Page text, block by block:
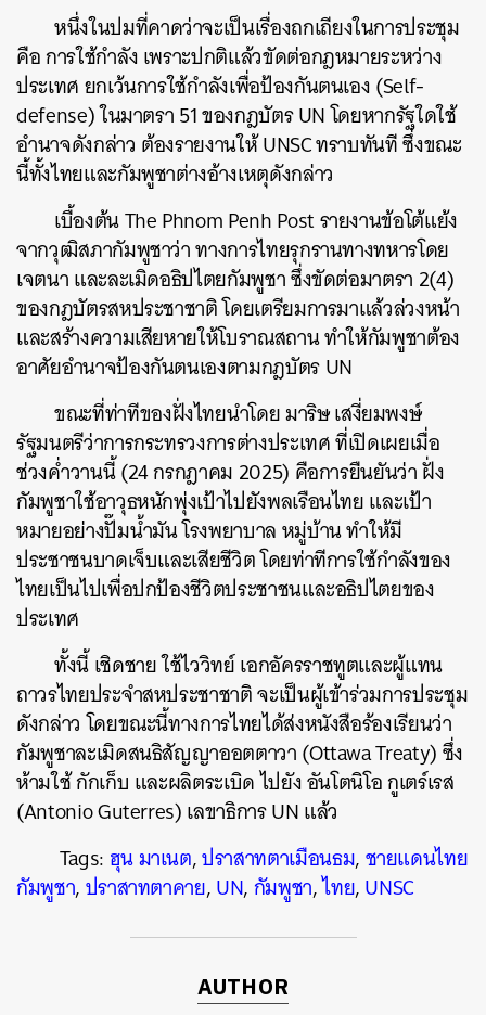
หนึ่งในปมที่คาดว่าจะเป็นเรื่องถกเถียงในการประชุม
คือ การใช้กำลัง เพราะปกติแล้วขัดต่อกฎหมายระหว่าง
ประเทศ ยกเว้นการใช้กำลังเพื่อป้องกันตนเอง (Self-
defense) ในมาตรา 51 ของกฎบัตร UN โดยหากรัฐใดใช้
อำนาจดังกล่าว ต้องรายงานให้ UNSC ทราบทันที ซึ่งขณะ
นี้ทั้งไทยและกัมพูชาต่างอ้างเหตุดังกล่าว
เบื้องต้น The Phnom Penh Post รายงานข้อโต้แย้ง
จากวุฒิสภากัมพูชาว่า ทางการไทยรุกรานทางทหารโดย
เจตนา และละเมิดอธิปไตยกัมพูชา ซึ่งขัดต่อมาตรา 2(4)
ของกฎบัตรสหประชาชาติ โดยเตรียมการมาแล้วล่วงหน้า
และสร้างความเสียหายให้โบราณสถาน ทำให้กัมพูชาต้อง
อาศัยอำนาจป้องกันตนเองตามกฎบัตร UN
ขณะที่ท่าทีของฝั่งไทยนำโดย มาริษ เสงี่ยมพงษ์
รัฐมนตรีว่าการกระทรวงการต่างประเทศ ที่เปิดเผยเมื่อ
ช่วงค่ำวานนี้ (24 กรกฎาคม 2025) คือการยืนยันว่า ฝั่ง
กัมพูชาใช้อาวุธหนักพุ่งเป้าไปยังพลเรือนไทย และเป้า
หมายอย่างปั๊มน้ำมัน โรงพยาบาล หมู่บ้าน ทำให้มี
ประชาชนบาดเจ็บและเสียชีวิต โดยท่าทีการใช้กำลังของ
ไทยเป็นไปเพื่อปกป้องชีวิตประชาชนและอธิปไตยของ
ประเทศ
ทั้งนี้ เชิดชาย ใช้ไววิทย์ เอกอัครราชทูตและผู้แทน
ถาวรไทยประจำสหประชาชาติ จะเป็นผู้เข้าร่วมการประชุม
ดังกล่าว โดยขณะนี้ทางการไทยได้ส่งหนังสือร้องเรียนว่า
กัมพูชาละเมิดสนธิสัญญาออตตาวา (Ottawa Treaty) ซึ่ง
ห้ามใช้ กักเก็บ และผลิตระเบิด ไปยัง อันโตนิโอ กูเตร์เรส
(Antonio Guterres) เลขาธิการ UN แล้ว
Tags: ฮุน มาเนต,ปราสาทตาเมือนธม,ชายแดนไทย
กัมพูชา,ปราสาทตาคาย,UN,กัมพูชา,ไทย,UNSC
AUTHOR
ค้นหา
SHARE TWEET LINE EMAIL